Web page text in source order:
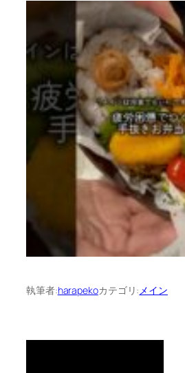
執筆者:harapekoカテゴリ: メイン